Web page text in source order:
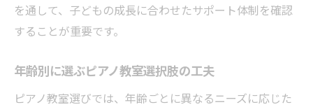
を通して、子どもの成長に合わせたサポート体制を確認
することが重要です。
年齢別に選ぶピアノ教室選択肢の工夫
ピアノ教室選びでは、年齢ごとに異なるニーズに応じた